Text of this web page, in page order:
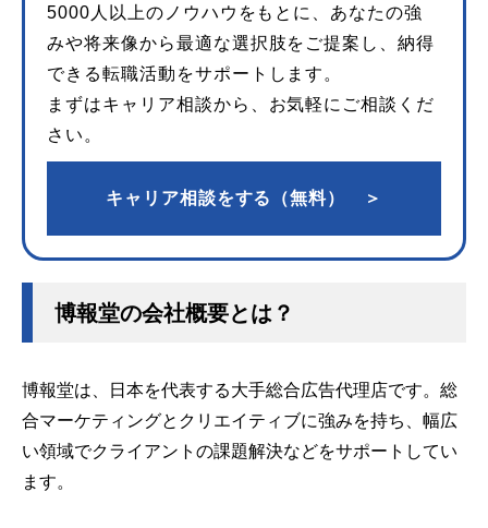
5000人以上のノウハウをもとに、あなたの強
みや将来像から最適な選択肢をご提案し、納得
できる転職活動をサポートします。
まずはキャリア相談から、お気軽にご相談くだ
さい。
キャリア相談をする（無料） ＞
博報堂の会社概要とは？
博報堂は、日本を代表する大手総合広告代理店です。総
合マーケティングとクリエイティブに強みを持ち、幅広
い領域でクライアントの課題解決などをサポートしてい
ます。